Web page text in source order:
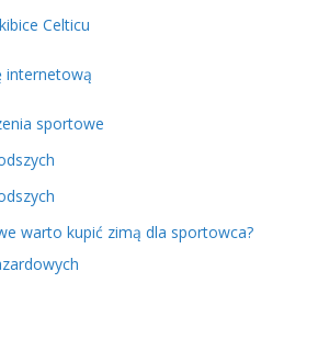
Celticu
internetową
sportowe
warto kupić zimą dla sportowca?